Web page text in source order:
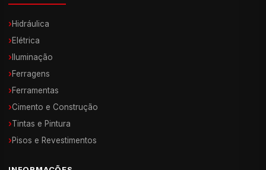
›Hidráulica
›Elétrica
› Iluminação
›Ferragens
›Ferramentas
›Cimento e Construção
›Tintas e Pintura
›Pisos e Revestimentos